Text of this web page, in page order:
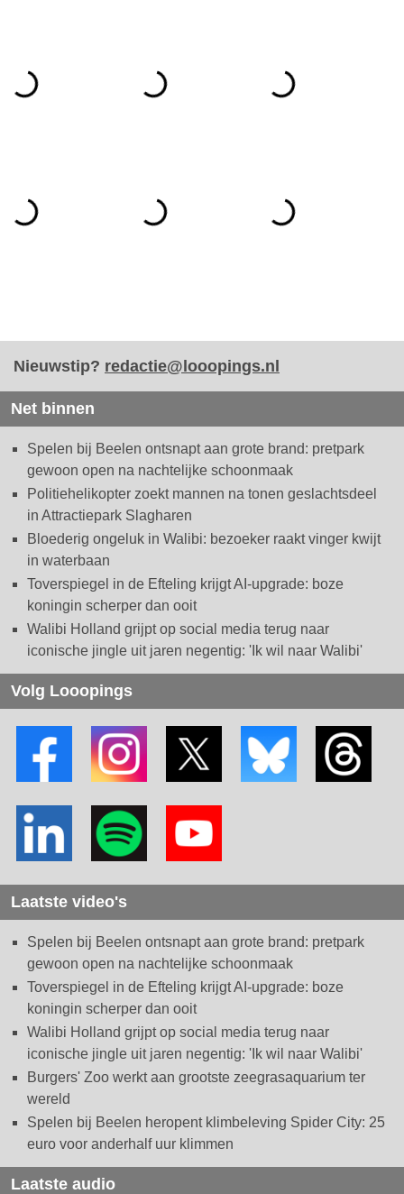
Nieuwstip? redactie@looopings.nl
Net binnen
Spelen bij Beelen ontsnapt aan grote brand: pretpark
gewoon open na nachtelijke schoonmaak
Politiehelikopter zoekt mannen na tonen geslachtsdeel
in Attractiepark Slagharen
Bloederig ongeluk in Walibi: bezoeker raakt vinger kwijt
in waterbaan
Toverspiegel in de Efteling krijgt AI-upgrade: boze
koningin scherper dan ooit
Walibi Holland grijpt op social media terug naar
iconische jingle uit jaren negentig: 'Ik wil naar Walibi'
Volg Looopings
Laatste video's
Spelen bij Beelen ontsnapt aan grote brand: pretpark
gewoon open na nachtelijke schoonmaak
Toverspiegel in de Efteling krijgt AI-upgrade: boze
koningin scherper dan ooit
Walibi Holland grijpt op social media terug naar
iconische jingle uit jaren negentig: 'Ik wil naar Walibi'
Burgers' Zoo werkt aan grootste zeegrasaquarium ter
wereld
Spelen bij Beelen heropent klimbeleving Spider City: 25
euro voor anderhalf uur klimmen
Laatste audio